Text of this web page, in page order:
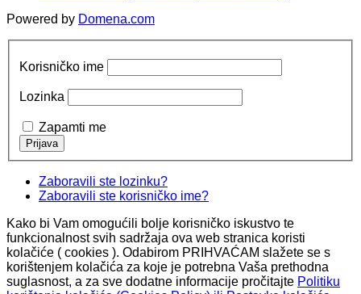
Powered by Domena.com
Korisničko ime
Lozinka
Zapamti me
Zaboravili ste lozinku?
Zaboravili ste korisničko ime?
Kako bi Vam omogućili bolje korisničko iskustvo te
funkcionalnost svih sadržaja ova web stranica koristi
kolačiće ( cookies ). Odabirom PRIHVAĆAM slažete se s
korištenjem kolačića za koje je potrebna Vaša prethodna
suglasnost, a za sve dodatne informacije pročitajte Politiku